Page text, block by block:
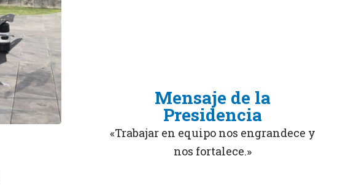
Mensaje de la
Presidencia
«Trabajar en equipo nos engrandece y
nos fortalece.»